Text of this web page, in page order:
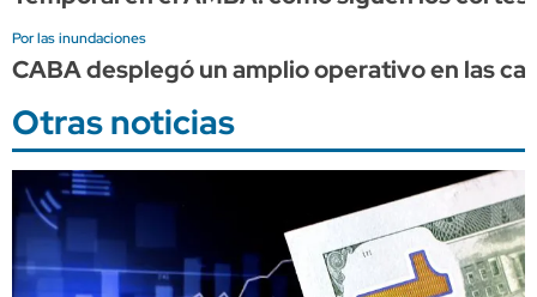
Por las inundaciones
CABA desplegó un amplio operativo en las
Otras noticias